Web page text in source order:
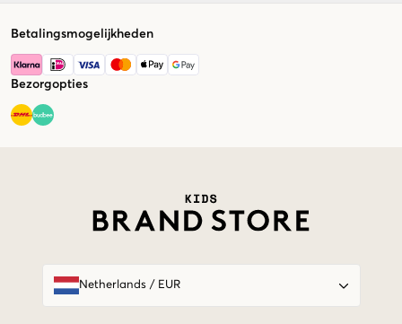
Betalingsmogelijkheden
Bezorgopties
Netherlands/ EUR